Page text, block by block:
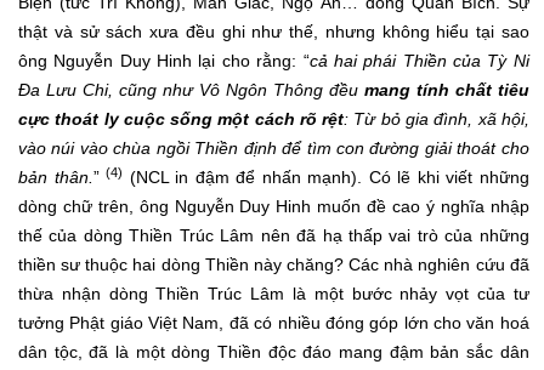
thật và sử sách xưa đều ghi như thế, nhưng không hiểu tại sao
ông Nguyễn Duy Hinh lại cho rằng: “cả hai phái Thiền của Tỳ Ni
Đa Lưu Chi, cũng như Vô Ngôn Thông đều mang tính chất tiêu
cực thoát ly cuộc sống một cách rõ rệt: Từ bỏ gia đình, xã hội,
vào núi vào chùa ngồi Thiền định để tìm con đường giải thoát cho
bản thân. ”(4) (NCL in đậm để nhấn mạnh). Có lẽ khi viết những
dòng chữ trên, ông Nguyễn Duy Hinh muốn đề cao ý nghĩa nhập
thế của dòng Thiền Trúc Lâm nên đã hạ thấp vai trò của những
thiền sư thuộc hai dòng Thiền này chăng? Các nhà nghiên cứu đã
thừa nhận dòng Thiền Trúc Lâm là một bước nhảy vọt của tư
tưởng Phật giáo Việt Nam, đã có nhiều đóng góp lớn cho văn hoá
dân tộc, đã là một dòng Thiền độc đáo mang đậm bản sắc dân